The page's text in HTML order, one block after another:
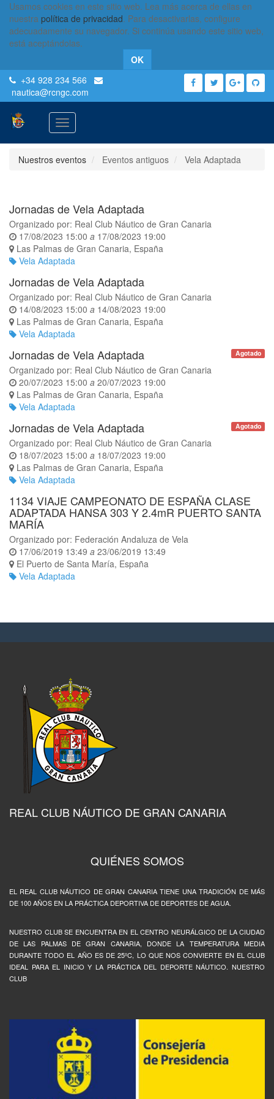
Usamos cookies en este sitio web. Lea más acerca de ellas en
nuestra política de privacidad. Para desactivarlas, configure
adecuadamente su navegador. Si continúa usando este sitio web,
está aceptándolas.
OK
+34 928 234 566
nautica@rcngc.com
Activar
navegación
Nuestros eventos
Eventos antiguos Vela Adaptada
Jornadas de Vela Adaptada
Organizado por: Real Club Náutico de Gran Canaria
17/08/2023 15:00 a 17/08/2023 19:00
Las Palmas de Gran Canaria, España
Vela Adaptada
Jornadas de Vela Adaptada
Organizado por: Real Club Náutico de Gran Canaria
14/08/2023 15:00 a 14/08/2023 19:00
Las Palmas de Gran Canaria, España
Vela Adaptada
Agotado
Jornadas de Vela Adaptada
Organizado por: Real Club Náutico de Gran Canaria
20/07/2023 15:00 a 20/07/2023 19:00
Las Palmas de Gran Canaria, España
Vela Adaptada
Agotado
Jornadas de Vela Adaptada
Organizado por: Real Club Náutico de Gran Canaria
18/07/2023 15:00 a 18/07/2023 19:00
Las Palmas de Gran Canaria, España
Vela Adaptada
1134 VIAJE CAMPEONATO DE ESPAÑA CLASE
ADAPTADA HANSA 303 Y 2.4mR PUERTO SANTA
MARÍA
Organizado por: Federación Andaluza de Vela
17/06/2019 13:49 a 23/06/2019 13:49
El Puerto de Santa María, España
Vela Adaptada
REAL CLUB NÁUTICO DE GRAN CANARIA
QUIÉNES SOMOS
EL REAL CLUB NÁUTICO DE GRAN CANARIA TIENE UNA TRADICIÓN DE MÁS
DE 100 AÑOS EN LA PRÁCTICA DEPORTIVA DE DEPORTES DE AGUA.
NUESTRO CLUB SE ENCUENTRA EN EL CENTRO NEURÁLGICO DE LA CIUDAD
DE LAS PALMAS DE GRAN CANARIA, DONDE LA TEMPERATURA MEDIA
DURANTE TODO EL AÑO ES DE 25ºC, LO QUE NOS CONVIERTE EN EL CLUB
IDEAL PARA EL INICIO Y LA PRÁCTICA DEL DEPORTE NÁUTICO. NUESTRO
CLUB